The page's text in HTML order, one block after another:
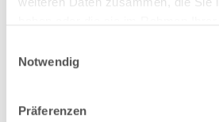
Notwendig
Präferenzen